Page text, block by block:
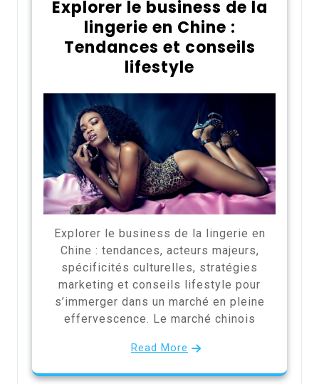
Explorer le business de la
lingerie en Chine :
Tendances et conseils
lifestyle
Explorer le business de la lingerie en
Chine : tendances, acteurs majeurs,
spécificités culturelles, stratégies
marketing et conseils lifestyle pour
s’immerger dans un marché en pleine
effervescence. Le marché chinois
Read More